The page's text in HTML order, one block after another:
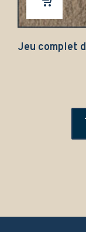
Jeu